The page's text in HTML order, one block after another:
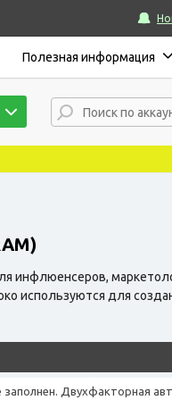
Полезная информация
инфлюенсеров,
используются для
Двухфакторная